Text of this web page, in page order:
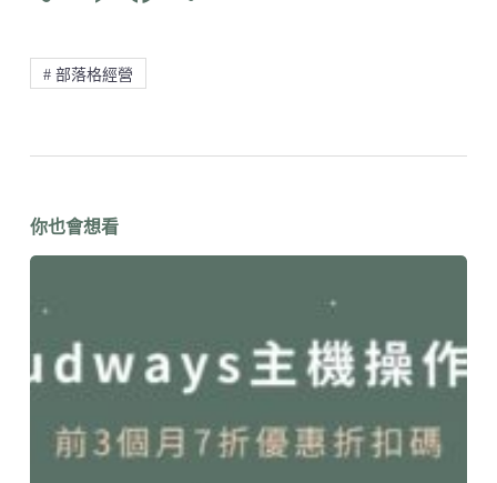
y
Li
# 部落格經營
你也會想看